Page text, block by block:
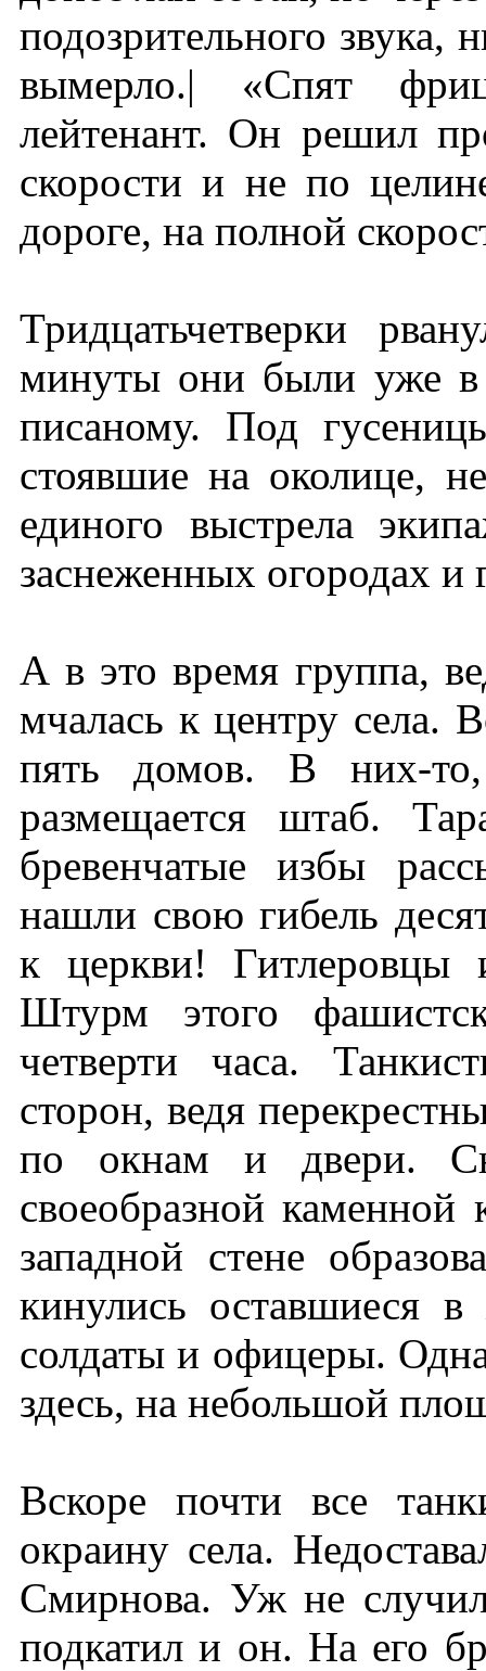
подозрительного звука,
вымерло.| «Спят
лейтенант. Он решил
скорости и не по
дороге, на полной
Тридцатьчетверки
минуты они были уже
писаному. Под
стоявшие на околице,
единого выстрела
заснеженных огородах и
А в это время группа,
мчалась к центру села.
пять домов. В них-
размещается штаб.
бревенчатые избы
нашли свою гибель
к церкви! Гитлеровцы
Штурм этого
четверти часа.
сторон, ведя
по окнам и двери.
своеобразной
западной стене
кинулись оставшиеся
солдаты и офицеры.
здесь, на небольшой
Вскоре почти все
окраину села.
Смирнова. Уж не
подкатил и он. На его